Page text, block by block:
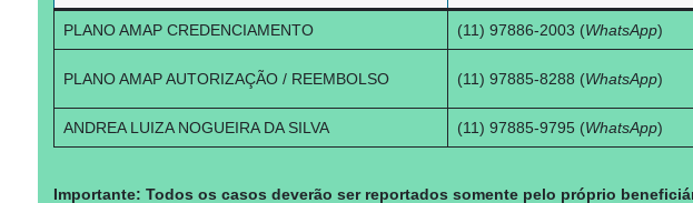
PLANO AMAP CREDENCIAMENTO (11) 97886-2003 (WhatsApp)
PLANO AMAP AUTORIZAÇÃO / REEMBOLSO (11) 97885-8288 (WhatsApp)
ANDREA LUIZA NOGUEIRA DA SILVA (11) 97885-9795 (WhatsApp)
Importante: Todos os casos deverão ser reportados somente pelo próprio